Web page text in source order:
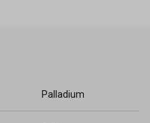
Palladium